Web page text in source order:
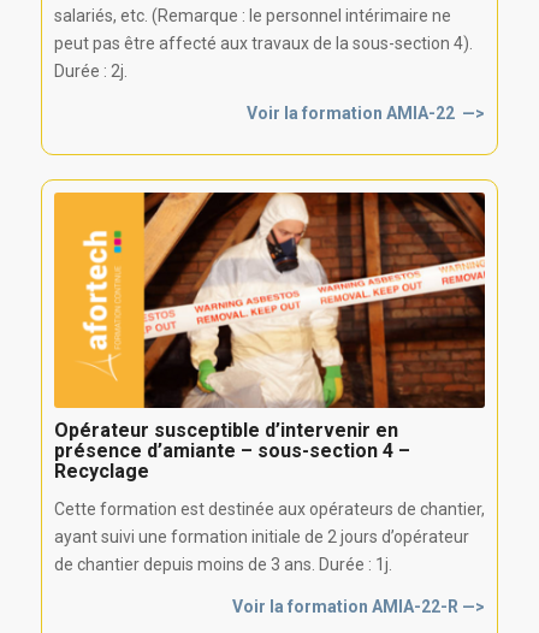
salariés, etc. (Remarque : le personnel intérimaire ne
peut pas être affecté aux travaux de la sous-section 4).
Durée : 2j.
Voir la formation AMIA-22 —>
Opérateur susceptible d’intervenir en
présence d’amiante – sous-section 4 –
Recyclage
Cette formation est destinée aux opérateurs de chantier,
ayant suivi une formation initiale de 2 jours d’opérateur
de chantier depuis moins de 3 ans. Durée : 1j.
Voir la formation AMIA-22-R —>